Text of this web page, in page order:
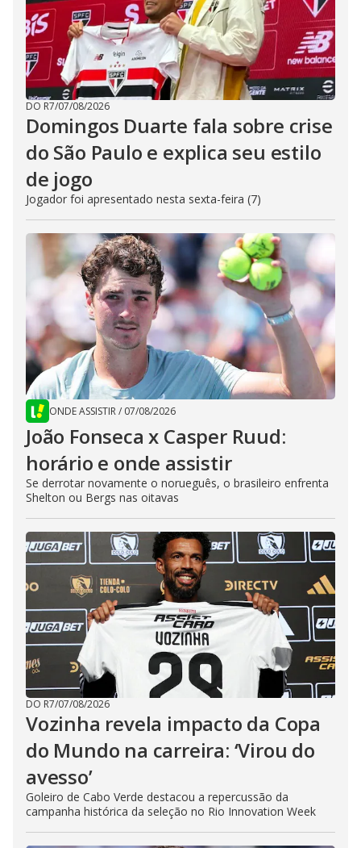
DO R7/07/08/2026
Domingos Duarte fala sobre crise
do São Paulo e explica seu estilo
de jogo
Jogador foi apresentado nesta sexta-feira (7)
ONDE ASSISTIR/ 07/08/2026
João Fonseca x Casper Ruud:
horário e onde assistir
Se derrotar novamente o norueguês, o brasileiro enfrenta
Shelton ou Bergs nas oitavas
DO R7/07/08/2026
Vozinha revela impacto da Copa
do Mundo na carreira: ‘Virou do
avesso’
Goleiro de Cabo Verde destacou a repercussão da
campanha histórica da seleção no Rio Innovation Week